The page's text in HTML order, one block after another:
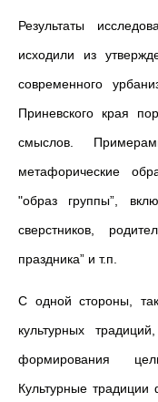
Результаты
исходили из
современного
Приневского края
смыслов.
метафорические
"образ группы”,
сверстников,
праздника” и т.п.
С одной стороны,
культурных
формирования
Культурные